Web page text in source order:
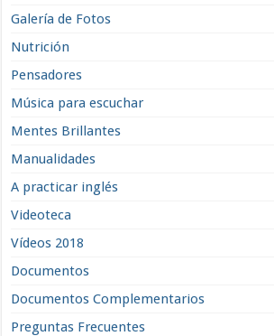
Galería de Fotos
Nutrición
Pensadores
Música para escuchar
Mentes Brillantes
Manualidades
A practicar inglés
Videoteca
Vídeos 2018
Documentos
Documentos Complementarios
Preguntas Frecuentes